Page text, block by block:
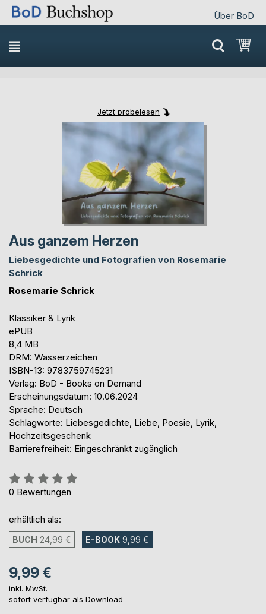
Über BoD
Direkt
zum
Inhalt
Jetzt probelesen
Skip
the
end
of
the
images
gallery
Skip
the
beginning
of
the
images
gallery
Aus ganzem Herzen
Liebesgedichte und Fotografien von Rosemarie
Schrick
Rosemarie Schrick
Klassiker & Lyrik
ePUB
8,4 MB
DRM: Wasserzeichen
ISBN-13: 9783759745231
Verlag: BoD - Books on Demand
Erscheinungsdatum: 10.06.2024
Sprache: Deutsch
Schlagworte: Liebesgedichte, Liebe, Poesie, Lyrik,
Hochzeitsgeschenk
Barrierefreiheit: Eingeschränkt zugänglich
Bewertung::
0%
0 Bewertungen
erhältlich als:
BUCH 24,99 € E-BOOK 9,99 €
9,99 €
inkl. MwSt.
sofort verfügbar als Download